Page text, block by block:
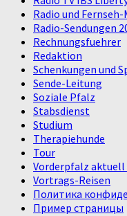
Radio und
Radio-Sendungen
Rechnungsfuehrer
Redaktion
Schenkungen und
Sende-Leitung
Soziale Pfalz
Stabsdienst
Studium
Therapiehunde
Tour
Vorderpfalz aktuell
Vortrags-Reisen
Политика
Пример страницы